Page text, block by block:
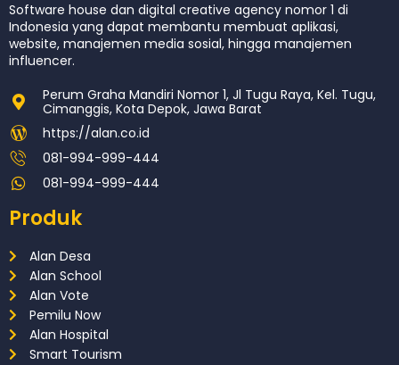
Software house dan digital creative agency nomor 1 di
Indonesia yang dapat membantu membuat aplikasi,
website, manajemen media sosial, hingga manajemen
influencer.
Perum Graha Mandiri Nomor 1, Jl Tugu Raya, Kel. Tugu,
Cimanggis, Kota Depok, Jawa Barat
https://alan.co.id
081-994-999-444
081-994-999-444
Produk
Alan Desa
Alan School
Alan Vote
Pemilu Now
Alan Hospital
Smart Tourism